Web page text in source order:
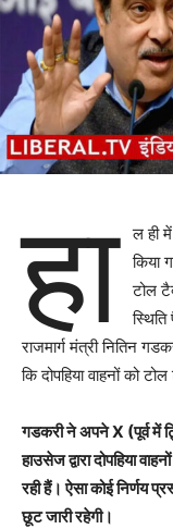
हा
ल ही
किया
टोल
स्थिति
राजमार्ग मंत्री नितिन
कि दोपहिया वाहनों को
गडकरी ने अपने X (पूर्व में
हाउसेज द्वारा दोपहिया
रही हैं। ऐसा कोई निर्णय
छूट जारी रहेगी।